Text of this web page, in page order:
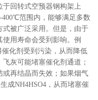
回转式空预器钢构架上
范围内，能够满足多数
被广泛采用。但是，由于
用寿命会受到影响。例
催化剂受到污染，从而降低
灰可能堵塞催化剂通道；
再结晶而失效；如果烟气
成NH4HSO4，从而堵塞催